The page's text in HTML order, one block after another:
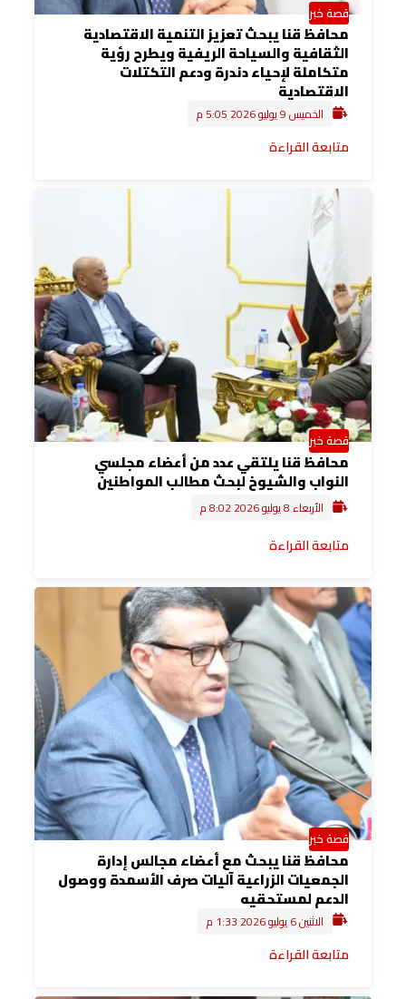
قصة خبر
محافظ قنا يبحث تعزيز التنمية الاقتصادية
الثقافية والسياحة الريفية ويطرح رؤية
متكاملة لإحياء دندرة ودعم التكتلات
الاقتصادية
الخميس 9 يوليو 2026 5:05 م
متابعة القراءة
قصة خبر
محافظ قنا يلتقي عدد من أعضاء مجلسي
النواب والشيوخ لبحث مطالب المواطنين
الأربعاء 8 يوليو 2026 8:02 م
متابعة القراءة
قصة خبر
محافظ قنا يبحث مع أعضاء مجالس إدارة
الجمعيات الزراعية آليات صرف الأسمدة ووصول
الدعم لمستحقيه
الاثنين 6 يوليو 2026 1:33 م
متابعة القراءة